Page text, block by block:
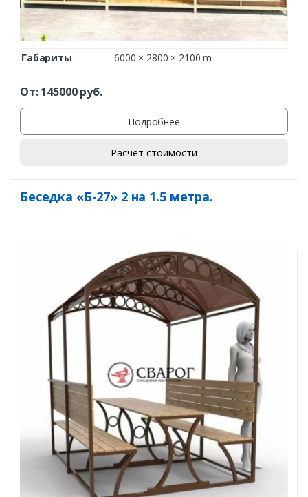
Габариты 6000 × 2800 × 2100 m
От:145000руб.
Подробнее
Расчет стоимости
Беседка «Б-27» 2 на 1.5 метра.